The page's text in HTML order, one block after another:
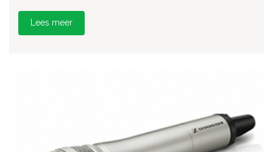
Lees meer